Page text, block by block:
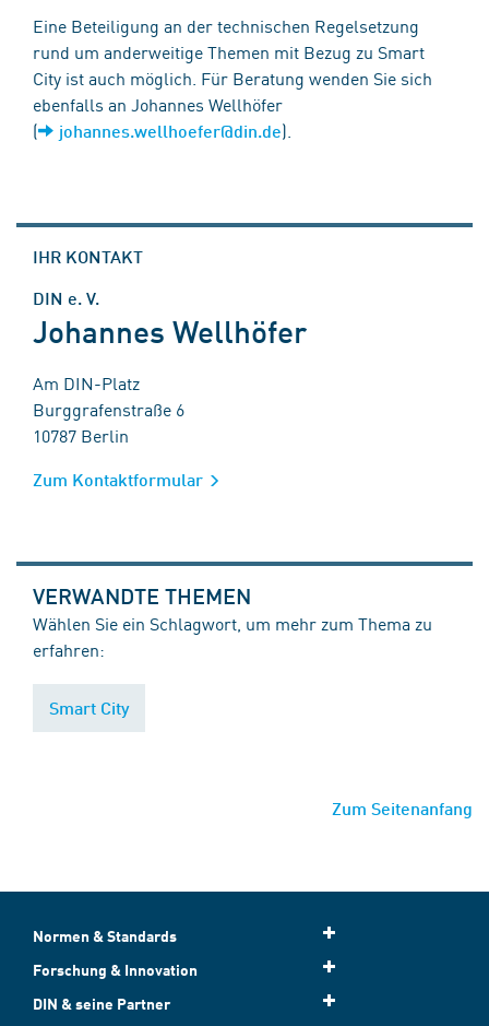
Eine Beteiligung an der technischen Regelsetzung
rund um anderweitige Themen mit Bezug zu Smart
City ist auch möglich. Für Beratung wenden Sie sich
ebenfalls an Johannes Wellhöfer
(
johannes.wellhoefer@din.de).
IHR KONTAKT
DIN e. V.
Johannes Wellhöfer
Am DIN-Platz
Burggrafenstraße 6
10787 Berlin
Zum Kontaktformular
VERWANDTE THEMEN
Wählen Sie ein Schlagwort, um mehr zum Thema zu
erfahren:
Smart City
Zum Seitenanfang
Normen & Standards
Forschung & Innovation
DIN & seine Partner